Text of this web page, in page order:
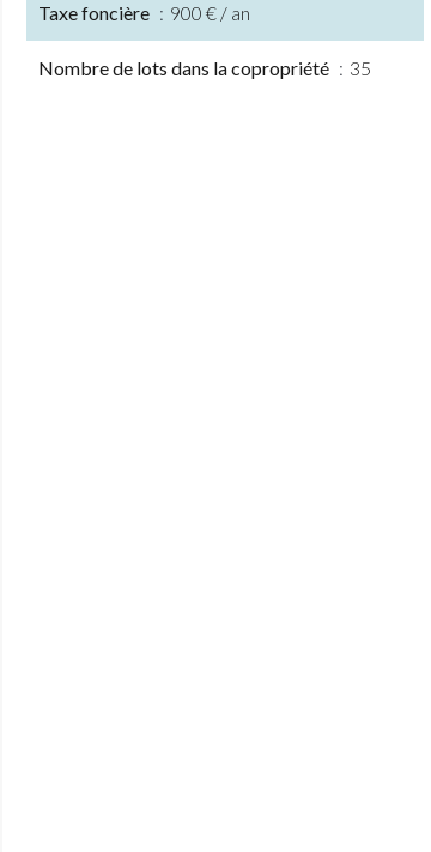
Taxe foncière 900 € / an
Nombre de lots dans la copropriété 35